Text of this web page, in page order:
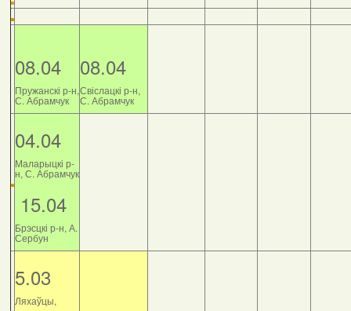
08.04
Пружанскі р-н,
С. Абрамчук
08.04
Свіслацкі р-н,
С. Абрамчук
04.04
Маларыцкі р-
н, С. Абрамчук
15.04
Брэсцкі р-н, А.
Сербун
5.03
Ляхаўцы,